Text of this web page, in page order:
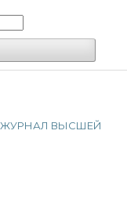
ЖУРНАЛ ВЫСШЕЙ